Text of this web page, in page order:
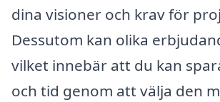
dina visioner och krav för
Dessutom kan olika
vilket innebär att du kan
och tid genom att välja den